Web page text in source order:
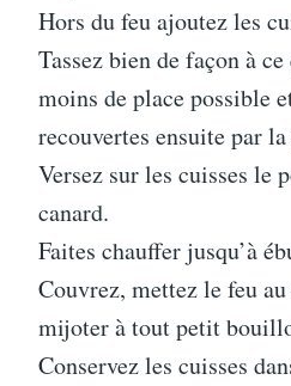
Hors du feu ajoutez les
Tassez bien de façon à
moins de place possible
recouvertes ensuite par
Versez sur les cuisses le
canard.
Faites chauffer jusqu’à
Couvrez, mettez le feu
mijoter à tout petit
Conservez les cuisses